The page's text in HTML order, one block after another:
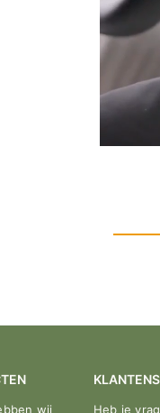
wij
Heb je